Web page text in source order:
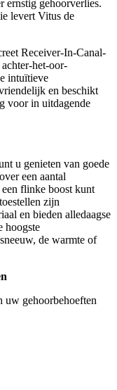
ernstig gehoorverlies.
levert Vitus de
Receiver-In-Canal-
het-oor-
intuïtieve
en beschikt
voor in uitdagende
u genieten van goede
een aantal
flinke boost kunt
zijn
en bieden alledaagse
hoogste
de warmte of
uw gehoorbehoeften